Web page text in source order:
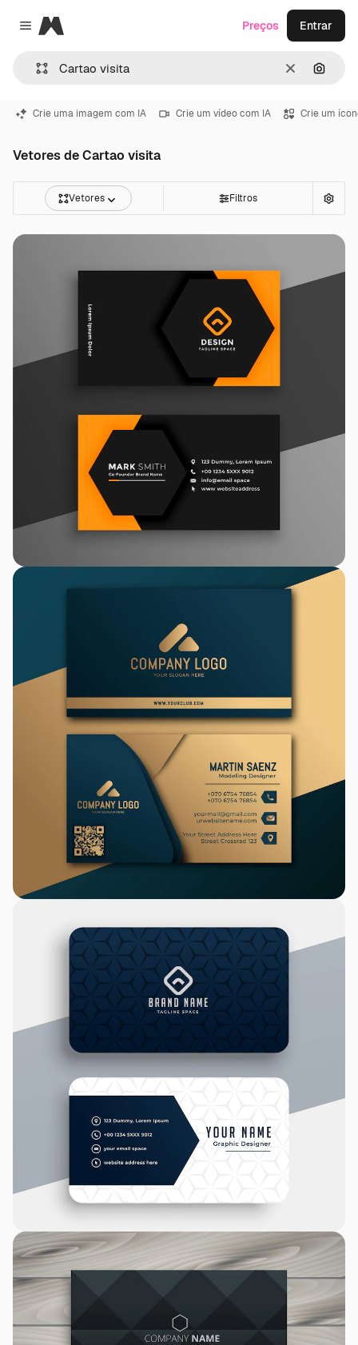
Close menu
Magnific
Limpar
Preços Entrar
Crie uma imagem com IA Crie um vídeo com IA Crie um
Vetores de Cartao visita
Vetores Filtros